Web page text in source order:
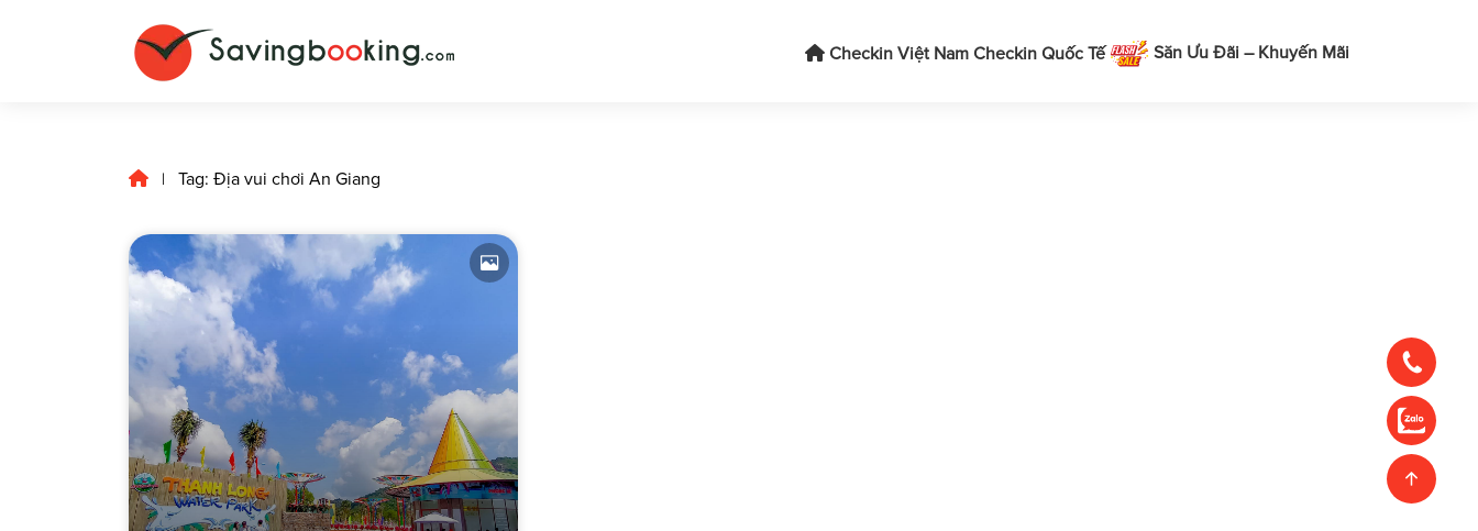
Checkin Việt Nam Checkin Quốc Tế Săn Ưu Đãi – Khuyến Mãi
| Tag: Địa vui chơi An Giang